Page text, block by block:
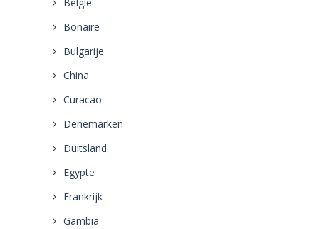
Bonaire
Bulgarije
China
Curacao
Denemarken
Duitsland
Egypte
Frankrijk
Gambia